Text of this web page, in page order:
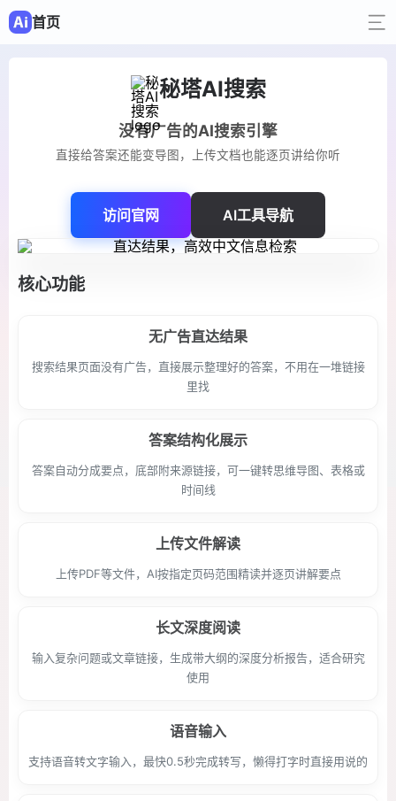
首页
秘塔AI搜索
没有广告的AI搜索引擎
直接给答案还能变导图，上传文档也能逐页讲给你听
访问官网 AI工具导航
核心功能
无广告直达结果
搜索结果页面没有广告，直接展示整理好的答案，不用在一堆链接
里找
答案结构化展示
答案自动分成要点，底部附来源链接，可一键转思维导图、表格或
时间线
上传文件解读
上传PDF等文件，AI按指定页码范围精读并逐页讲解要点
长文深度阅读
输入复杂问题或文章链接，生成带大纲的深度分析报告，适合研究
使用
语音输入
支持语音转文字输入，最快0.5秒完成转写，懒得打字时直接用说的